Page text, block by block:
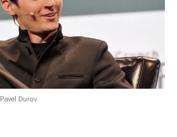
Pavel Durov